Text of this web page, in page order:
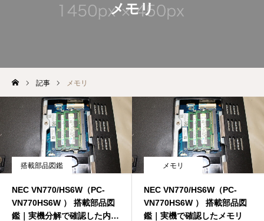
メモリ
記事 メモリ
搭載部品図鑑
NEC VN770/HS6W（PC-
VN770HS6W ） 搭載部品図
鑑｜実機分解で確認した内部
メモリ
NEC VN770/HS6W（PC-
VN770HS6W ） 搭載部品図
鑑｜実機で確認したメモリ
パソコン修理
トラブル解決
分解・部品ガイド（現在）
分解・修理チャンネル